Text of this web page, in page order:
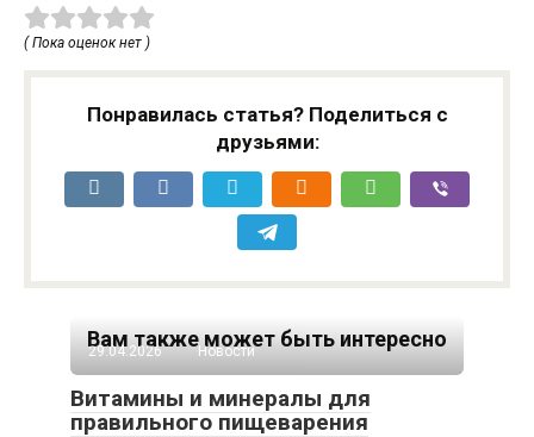
( Пока оценок нет )
Понравилась статья? Поделиться с
друзьями:
Вам также может быть интересно
29.04.2026 Новости
Витамины и минералы для
правильного пищеварения